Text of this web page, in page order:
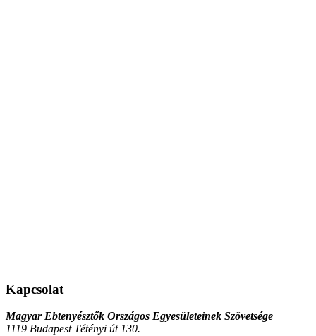
Kapcsolat
Magyar Ebtenyésztők Országos Egyesületeinek Szövetsége
1119 Budapest Tétényi út 130.